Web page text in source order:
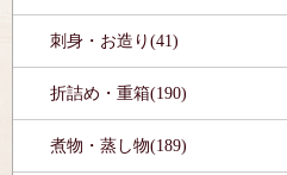
刺身・お造り(41)
折詰め・重箱(190)
煮物・蒸し物(189)